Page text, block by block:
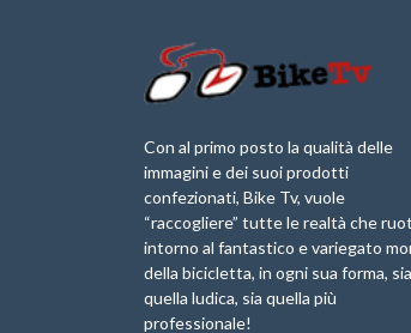
Con al primo posto la qualità delle
immagini e dei suoi prodotti
confezionati, Bike Tv, vuole
“raccogliere” tutte le realtà che
intorno al fantastico e variegato
della bicicletta, in ogni sua forma, sia
quella ludica, sia quella più
professionale!
Briko Torino – 11
Maggio 2025 – r
Minerva Edizioni e
Marathon
IX Ed. “Tra
Anteprima
1a Edizione
Granfondo